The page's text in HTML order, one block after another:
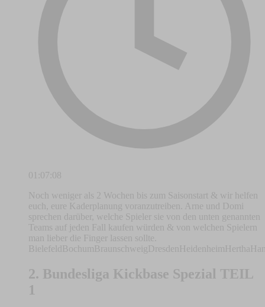
01:07:08
Noch weniger als 2 Wochen bis zum Saisonstart & wir helfen
euch, eure Kaderplanung voranzutreiben. Arne und Domi
sprechen darüber, welche Spieler sie von den unten genannten
Teams auf jeden Fall kaufen würden & von welchen Spielern
man lieber die Finger lassen sollte.
2. Bundesliga Kickbase Spezial TEIL
1